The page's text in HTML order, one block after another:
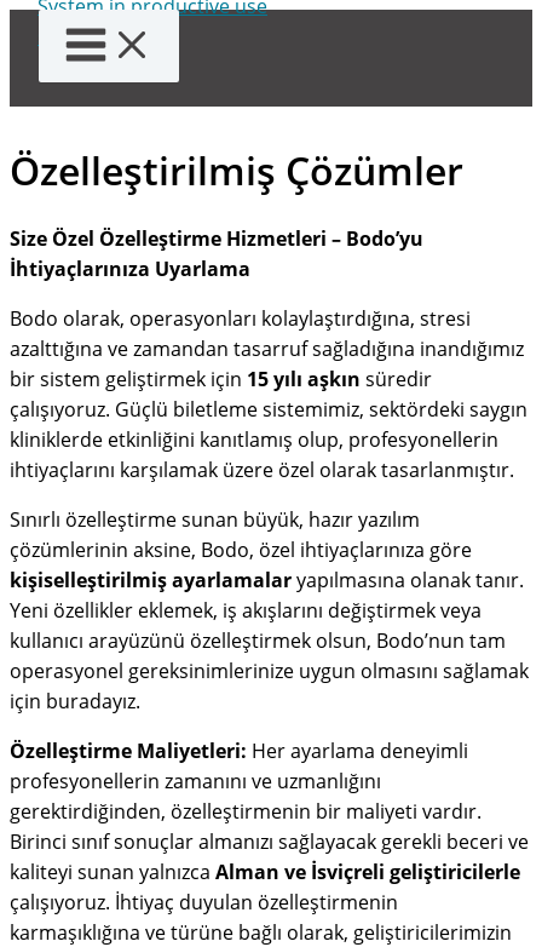
İçeriğe
atla
Özelleştirilmiş Çözümler
Size Özel Özelleştirme Hizmetleri – Bodo’yu
İhtiyaçlarınıza Uyarlama
Bodo olarak, operasyonları kolaylaştırdığına, stresi
azalttığına ve zamandan tasarruf sağladığına inandığımız
bir sistem geliştirmek için 15 yılı aşkın süredir
çalışıyoruz. Güçlü biletleme sistemimiz, sektördeki saygın
kliniklerde etkinliğini kanıtlamış olup, profesyonellerin
ihtiyaçlarını karşılamak üzere özel olarak tasarlanmıştır.
Sınırlı özelleştirme sunan büyük, hazır yazılım
çözümlerinin aksine, Bodo, özel ihtiyaçlarınıza göre
kişiselleştirilmiş ayarlamalaryapılmasına olanak tanır.
Yeni özellikler eklemek, iş akışlarını değiştirmek veya
kullanıcı arayüzünü özelleştirmek olsun, Bodo’nun tam
operasyonel gereksinimlerinize uygun olmasını sağlamak
için buradayız.
Özelleştirme Maliyetleri: Her ayarlama deneyimli
profesyonellerin zamanını ve uzmanlığını
gerektirdiğinden, özelleştirmenin bir maliyeti vardır.
Birinci sınıf sonuçlar almanızı sağlayacak gerekli beceri ve
kaliteyi sunan yalnızca Alman ve İsviçreli geliştiricilerle
çalışıyoruz. İhtiyaç duyulan özelleştirmenin
karmaşıklığına ve türüne bağlı olarak, geliştiricilerimizin